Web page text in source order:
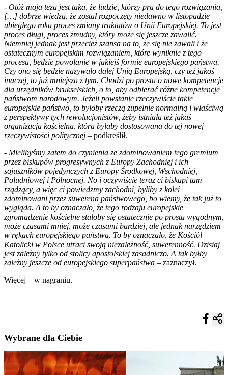
- Otóż moja teza jest taka, że ludzie, którzy prą do tego rozwiązania,
[…] dobrze wiedzą, że został rozpoczęty niedawno w listopadzie
ubiegłego roku proces zmiany traktatów o Unii Europejskiej. To jest
proces długi, proces żmudny, który może się jeszcze zawalić.
Niemniej jednak jest przecież szansa na to, że się nie zawali i że
ostatecznym europejskim rozwiązaniem, które wyniknie z tego
procesu, będzie powołanie w jakiejś formie europejskiego państwa.
Czy ono się będzie nazywało dalej Unią Europejską, czy też jakoś
inaczej, to już mniejsza z tym. Chodzi po prostu o nowe kompetencje
dla urzędników brukselskich, o to, aby odbierać różne kompetencje
państwom narodowym. Jeżeli powstanie rzeczywiście takie
europejskie państwo, to byłoby rzeczą zupełnie normalną i właściwą
z perspektywy tych rewolucjonistów, żeby istniała też jakaś
organizacja kościelna, która byłaby dostosowana do tej nowej
rzeczywistości politycznej – podkreślił.
- Mielibyśmy zatem do czynienia ze zdominowaniem tego gremium
przez biskupów progresywnych z Europy Zachodniej i ich
sojuszników pojedynczych z Europy Środkowej, Wschodniej,
Południowej i Północnej. No i oczywiście teraz ci biskupi tam
rządzący, a więc ci powiedzmy zachodni, byliby z kolei
zdominowani przez suwerena państwowego, bo wiemy, że tak już to
wygląda. A to by oznaczało, że tego rodzaju europejskie
zgromadzenie kościelne stałoby się ostatecznie po prostu wygodnym,
może czasami mniej, może czasami bardziej, ale jednak narzędziem
w rękach europejskiego państwa. To by oznaczało, że Kościół
Katolicki w Polsce utraci swoją niezależność, suwerenność. Dzisiaj
jest zależny tylko od stolicy apostolskiej zasadniczo. A tak byłby
zależny jeszcze od europejskiego superpaństwa – zaznaczył.
Więcej – w nagraniu.
Wybrane dla Ciebie